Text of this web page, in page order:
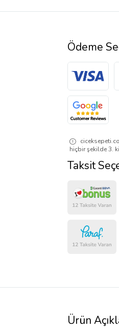
Ödeme
hiçbir şekilde 3.
Taksit
Ürün